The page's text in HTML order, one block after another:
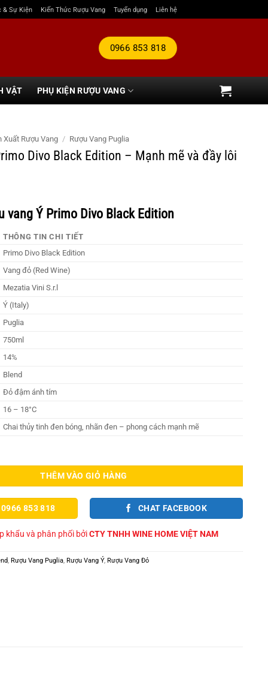
& Sự Kiện Kiến Thức Rượu Vang Tuyển dụng Liên hệ
0966 853 818
VẬT PHỤ KIỆN RƯỢU VANG
Xuất Rượu Vang / Rượu Vang Puglia
Divo Black Edition – Mạnh mẽ và đầy lôi
vang Ý Primo Divo Black Edition
THÔNG TIN CHI TIẾT
Primo Divo Black Edition
Vang đỏ (Red Wine)
Mezatia Vini S.r.l
Ý (Italy)
Puglia
750ml
14%
Blend
Đỏ đậm ánh tím
16 – 18°C
Chai thủy tinh đen bóng, nhãn đen – phong cách mạnh mẽ
THÊM VÀO GIỎ HÀNG
853 818 CHAT FACEBOOK
khẩu và phân phối bởiCTY TNHH WINE HOME VIỆT NAM
, Rượu Vang Puglia, Rượu Vang Ý, Rượu Vang Đỏ